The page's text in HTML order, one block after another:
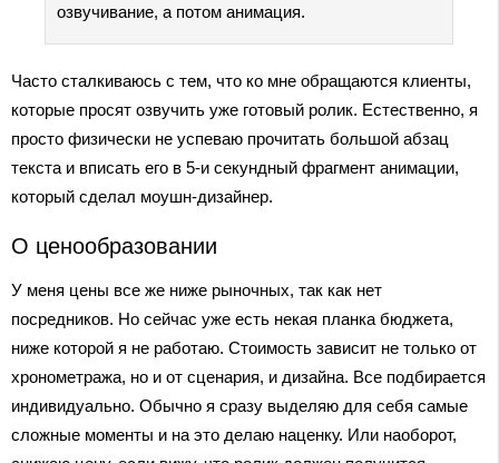
озвучивание, а потом анимация.
Часто сталкиваюсь с тем, что ко мне обращаются клиенты,
которые просят озвучить уже готовый ролик. Естественно, я
просто физически не успеваю прочитать большой абзац
текста и вписать его в 5-и секундный фрагмент анимации,
который сделал моушн-дизайнер.
О ценообразовании
У меня цены все же ниже рыночных, так как нет
посредников. Но сейчас уже есть некая планка бюджета,
ниже которой я не работаю. Стоимость зависит не только от
хронометража, но и от сценария, и дизайна. Все подбирается
индивидуально. Обычно я сразу выделяю для себя самые
сложные моменты и на это делаю наценку. Или наоборот,